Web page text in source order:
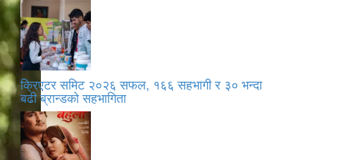
क्रिएटर समिट २०२६ सफल, १६६ सहभागी र ३० भन्दा
बढी ब्रान्डको सहभागिता